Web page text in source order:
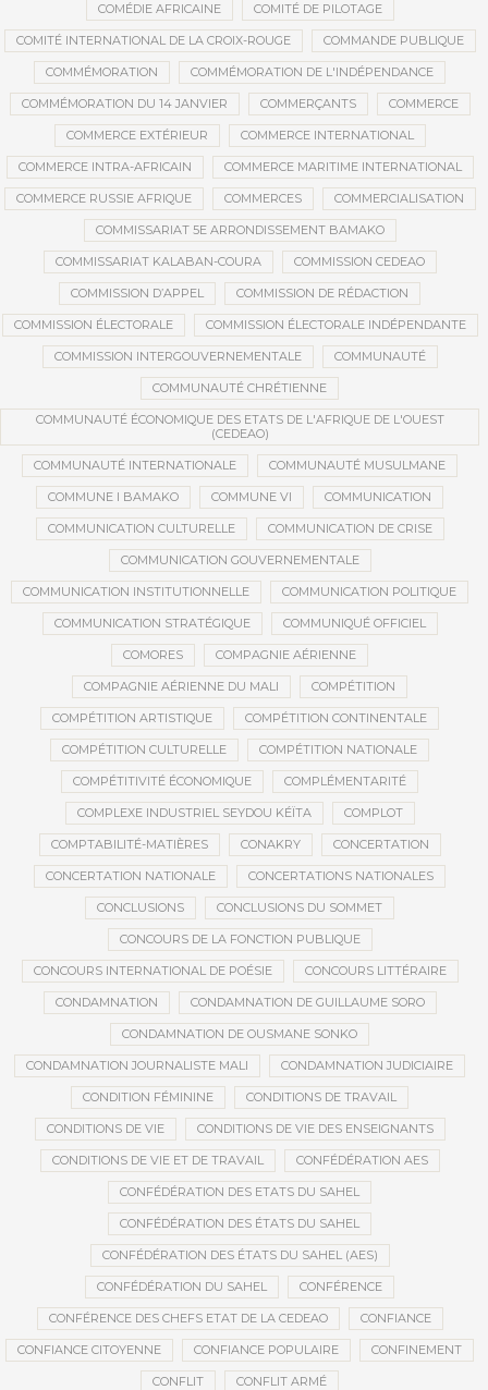
COMÉDIE AFRICAINE COMITÉ DE PILOTAGE
COMITÉ INTERNATIONAL DE LA CROIX-ROUGE COMMANDE PUBLIQUE
COMMÉMORATION COMMÉMORATION DE L'INDÉPENDANCE
COMMÉMORATION DU 14 JANVIER COMMERÇANTS COMMERCE
COMMERCE EXTÉRIEUR COMMERCE INTERNATIONAL
COMMERCE INTRA-AFRICAIN COMMERCE MARITIME INTERNATIONAL
COMMERCE RUSSIE AFRIQUE COMMERCES COMMERCIALISATION
COMMISSARIAT 5E ARRONDISSEMENT BAMAKO
COMMISSARIAT KALABAN-COURA COMMISSION CEDEAO
COMMISSION D’APPEL COMMISSION DE RÉDACTION
COMMISSION ÉLECTORALE COMMISSION ÉLECTORALE INDÉPENDANTE
COMMISSION INTERGOUVERNEMENTALE COMMUNAUTÉ
COMMUNAUTÉ CHRÉTIENNE
COMMUNAUTÉ ÉCONOMIQUE DES ETATS DE L'AFRIQUE DE L'OUEST
(CEDEAO)
COMMUNAUTÉ INTERNATIONALE COMMUNAUTÉ MUSULMANE
COMMUNE I BAMAKO COMMUNE VI COMMUNICATION
COMMUNICATION CULTURELLE COMMUNICATION DE CRISE
COMMUNICATION GOUVERNEMENTALE
COMMUNICATION INSTITUTIONNELLE COMMUNICATION POLITIQUE
COMMUNICATION STRATÉGIQUE COMMUNIQUÉ OFFICIEL
COMORES COMPAGNIE AÉRIENNE
COMPAGNIE AÉRIENNE DU MALI COMPÉTITION
COMPÉTITION ARTISTIQUE COMPÉTITION CONTINENTALE
COMPÉTITION CULTURELLE COMPÉTITION NATIONALE
COMPÉTITIVITÉ ÉCONOMIQUE COMPLÉMENTARITÉ
COMPLEXE INDUSTRIEL SEYDOU KÉÏTA COMPLOT
COMPTABILITÉ-MATIÈRES CONAKRY CONCERTATION
CONCERTATION NATIONALE CONCERTATIONS NATIONALES
CONCLUSIONS CONCLUSIONS DU SOMMET
CONCOURS DE LA FONCTION PUBLIQUE
CONCOURS INTERNATIONAL DE POÉSIE CONCOURS LITTÉRAIRE
CONDAMNATION CONDAMNATION DE GUILLAUME SORO
CONDAMNATION DE OUSMANE SONKO
CONDAMNATION JOURNALISTE MALI CONDAMNATION JUDICIAIRE
CONDITION FÉMININE CONDITIONS DE TRAVAIL
CONDITIONS DE VIE CONDITIONS DE VIE DES ENSEIGNANTS
CONDITIONS DE VIE ET DE TRAVAIL CONFÉDÉRATION AES
CONFÉDÉRATION DES ETATS DU SAHEL
CONFÉDÉRATION DES ÉTATS DU SAHEL
CONFÉDÉRATION DES ÉTATS DU SAHEL (AES)
CONFÉDÉRATION DU SAHEL CONFÉRENCE
CONFÉRENCE DES CHEFS ETAT DE LA CEDEAO CONFIANCE
CONFIANCE CITOYENNE CONFIANCE POPULAIRE CONFINEMENT
CONFLIT CONFLIT ARMÉ